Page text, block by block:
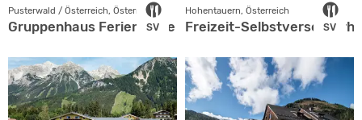
SV
Pusterwald / Österreich, Österreich
Gruppenhaus Ferienhütte Hansbauer SV
Hohentauern, Österreich
Freizeit-